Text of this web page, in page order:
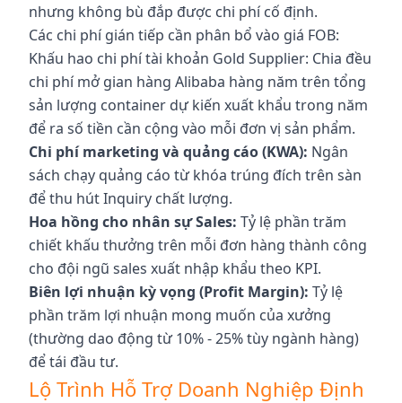
nhưng không bù đắp được chi phí cố định.
Các chi phí gián tiếp cần phân bổ vào giá FOB:
Khấu hao chi phí tài khoản Gold Supplier: Chia đều
chi phí mở gian hàng Alibaba hàng năm trên tổng
sản lượng container dự kiến xuất khẩu trong năm
để ra số tiền cần cộng vào mỗi đơn vị sản phẩm.
Chi phí marketing và quảng cáo (KWA): Ngân
sách chạy quảng cáo từ khóa trúng đích trên sàn
để thu hút Inquiry chất lượng.
Hoa hồng cho nhân sự Sales: Tỷ lệ phần trăm
chiết khấu thưởng trên mỗi đơn hàng thành công
cho đội ngũ sales xuất nhập khẩu theo KPI.
Biên lợi nhuận kỳ vọng (Profit Margin): Tỷ lệ
phần trăm lợi nhuận mong muốn của xưởng
(thường dao động từ 10% - 25% tùy ngành hàng)
để tái đầu tư.
Lộ Trình Hỗ Trợ Doanh Nghiệp Định